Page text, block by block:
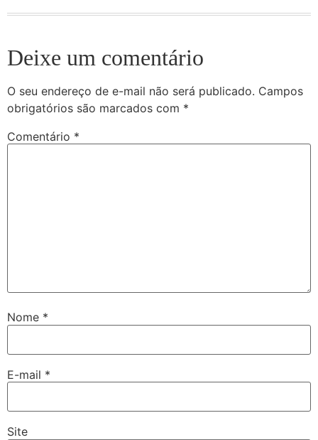
Deixe um comentário
O seu endereço de e-mail não será publicado. Campos
obrigatórios são marcados com *
Comentário *
Nome *
E-mail *
Site